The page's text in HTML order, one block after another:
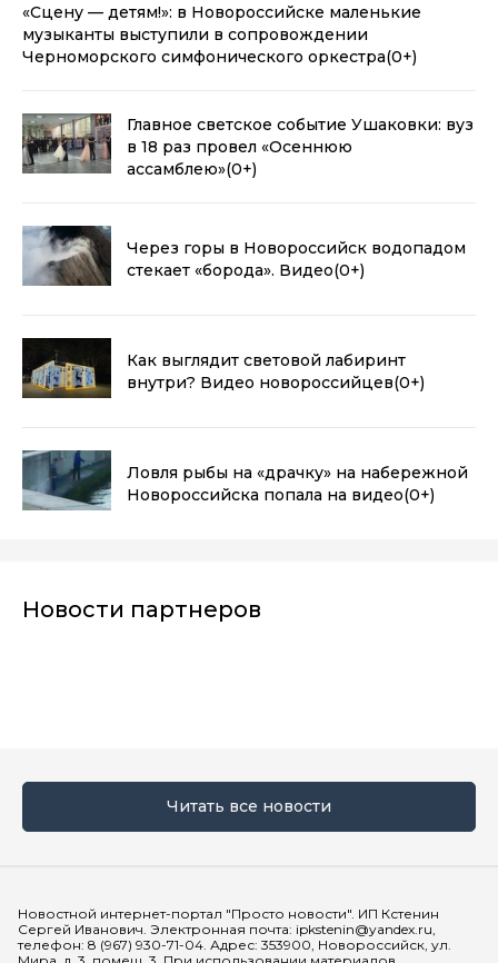
«Сцену — детям!»: в Новороссийске маленькие
музыканты выступили в сопровождении
Черноморского симфонического оркестра(0+)
Главное светское событие Ушаковки: вуз
в 18 раз провел «Осеннюю
ассамблею»(0+)
Через горы в Новороссийск водопадом
стекает «борода». Видео(0+)
Как выглядит световой лабиринт
внутри? Видео новороссийцев(0+)
Ловля рыбы на «драчку» на набережной
Новороссийска попала на видео(0+)
Новости партнеров
Читать все новости
Новостной интернет-портал "Просто новости". ИП Кстенин
Сергей Иванович. Электронная почта: ipkstenin@yandex.ru,
телефон: 8 (967) 930-71-04. Адрес: 353900, Новороссийск, ул.